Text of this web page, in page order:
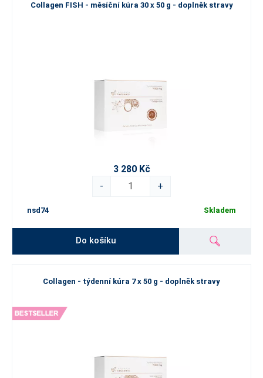
Collagen FISH - měsíční kúra 30 x 50 g - doplněk stravy
3 280 Kč
-
+
nsd74 Skladem
Do košíku
Collagen - týdenní kúra 7 x 50 g - doplněk stravy